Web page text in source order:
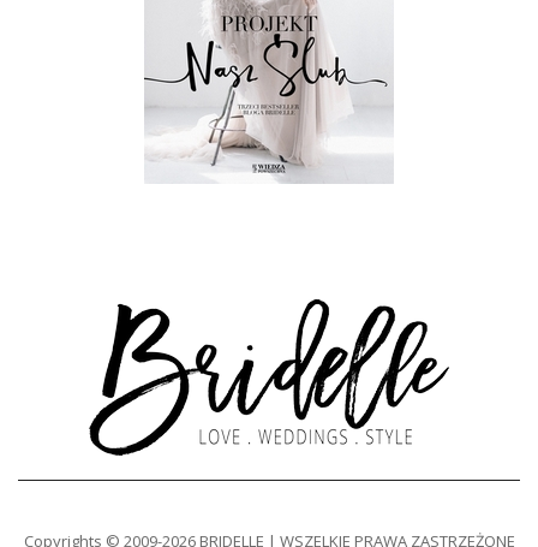
Copyrights © 2009-2026 BRIDELLE | WSZELKIE PRAWA ZASTRZEŻONE